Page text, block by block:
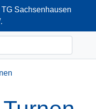
Sachsenhausen
69-66374712